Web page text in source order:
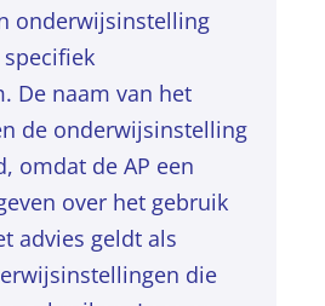
onderwijsinstelling
De naam van het
de onderwijsinstelling
omdat de AP een
over het gebruik
advies geldt als
die